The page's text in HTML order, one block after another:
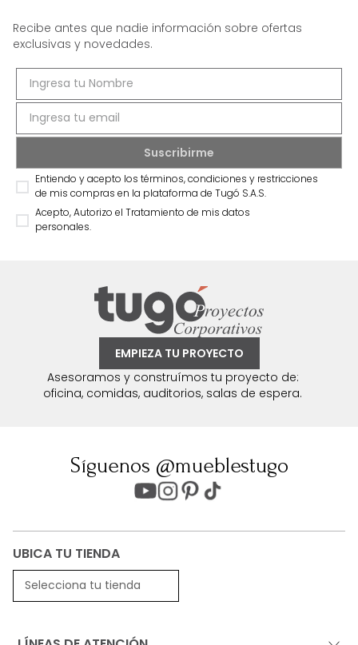
Recibe antes que nadie información sobre ofertas
exclusivas y novedades.
Entiendo y acepto los términos, condiciones y restricciones
de mis compras en la plataforma de Tugó S.A.S.
Acepto, Autorizo el Tratamiento de mis datos
personales.
EMPIEZA TU PROYECTO
Asesoramos y construímos tu proyecto de:
oficina, comidas, auditorios, salas de espera.
Síguenos @mueblestugo
UBICA TU TIENDA
Selecciona tu tienda